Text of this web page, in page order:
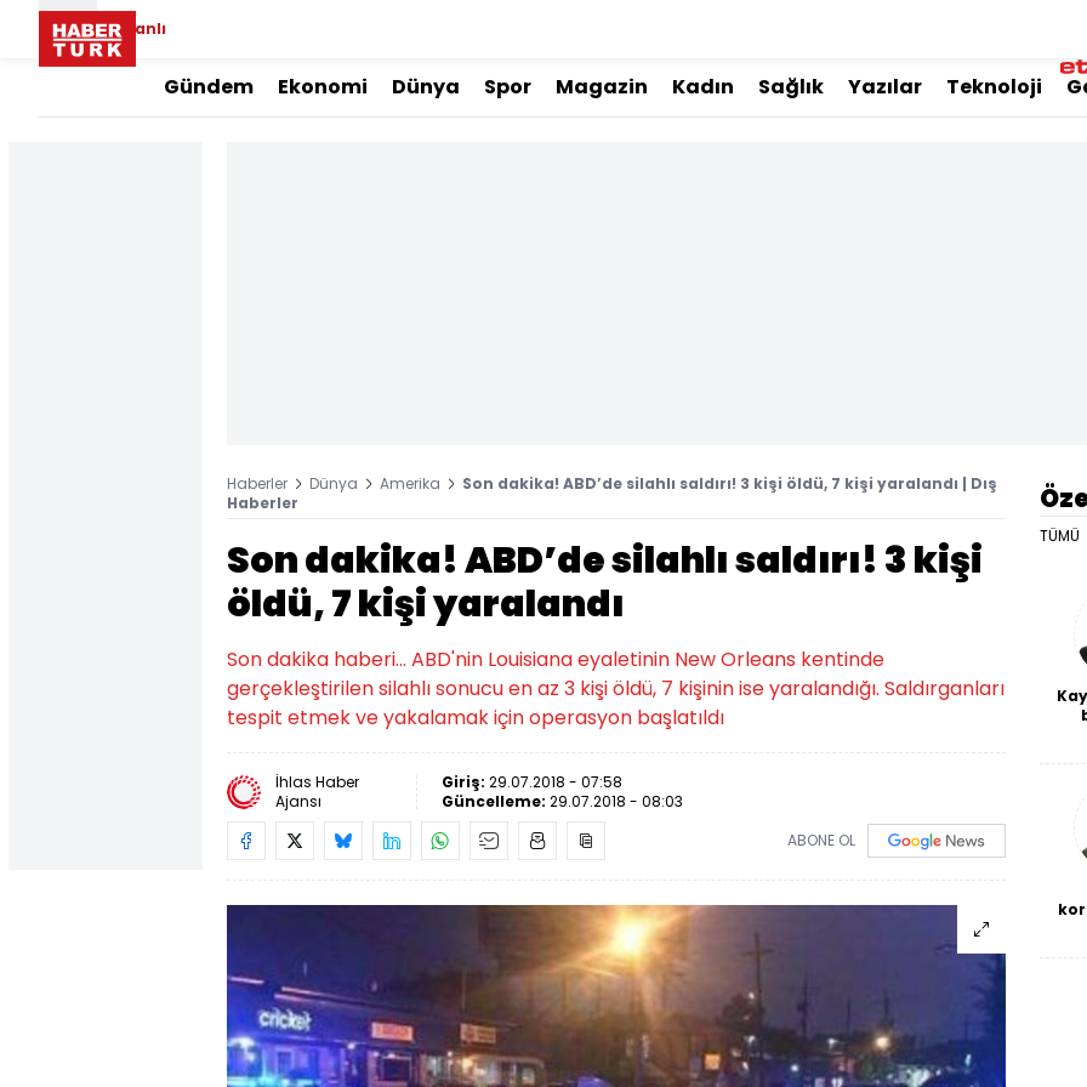
Canlı
Gündem Ekonomi Dünya Spor Magazin Kadın Sağlık Yazılar Teknoloji
Haberler Dünya Amerika
Son dakika! ABD’de silahlı saldırı! 3 kişi öldü, 7 kişi yaralandı | Dış
Haberler
Son dakika! ABD’de silahlı saldırı! 3 kişi
öldü, 7 kişi yaralandı
Son dakika haberi... ABD'nin Louisiana eyaletinin New Orleans kentinde
gerçekleştirilen silahlı sonucu en az 3 kişi öldü, 7 kişinin ise yaralandığı. Saldırganları
tespit etmek ve yakalamak için operasyon başlatıldı
İhlas Haber
Ajansı
Giriş: 29.07.2018 - 07:58
Güncelleme: 29.07.2018 - 08:03
ABONE OL
TÜMÜ